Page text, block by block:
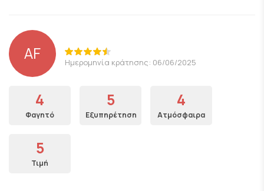
AF Ημερομηνία κράτησης: 06/06/2025
4
Φαγητό
5
Εξυπηρέτηση
4
Ατμόσφαιρα
5
Τιμή